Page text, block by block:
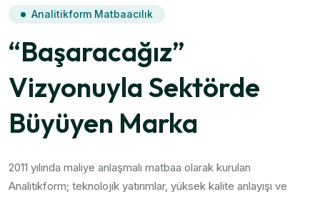
Analitikform Matbaacılık
“Başaracağız”
Vizyonuyla Sektörde
Büyüyen Marka
2011 yılında maliye anlaşmalı matbaa olarak kurulan
Analitikform; teknolojik yatırımlar, yüksek kalite anlayışı ve